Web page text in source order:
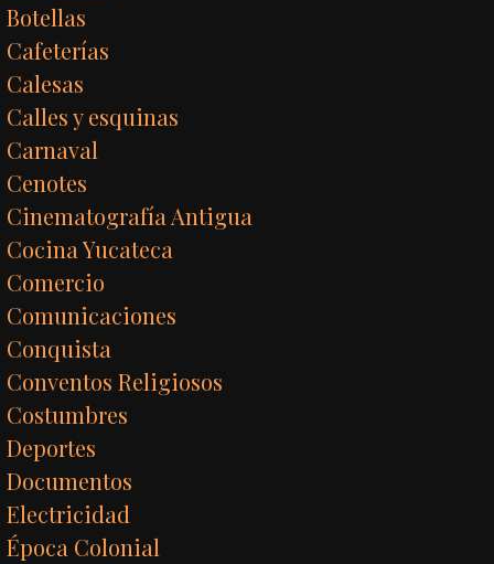
Botellas
Cafeterías
Calesas
Calles y esquinas
Carnaval
Cenotes
Cinematografía Antigua
Cocina Yucateca
Comercio
Comunicaciones
Conquista
Conventos Religiosos
Costumbres
Deportes
Documentos
Electricidad
Época Colonial